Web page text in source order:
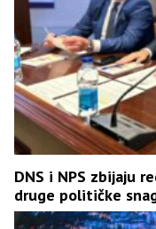
DNS i NPS zbijaju
druge političke